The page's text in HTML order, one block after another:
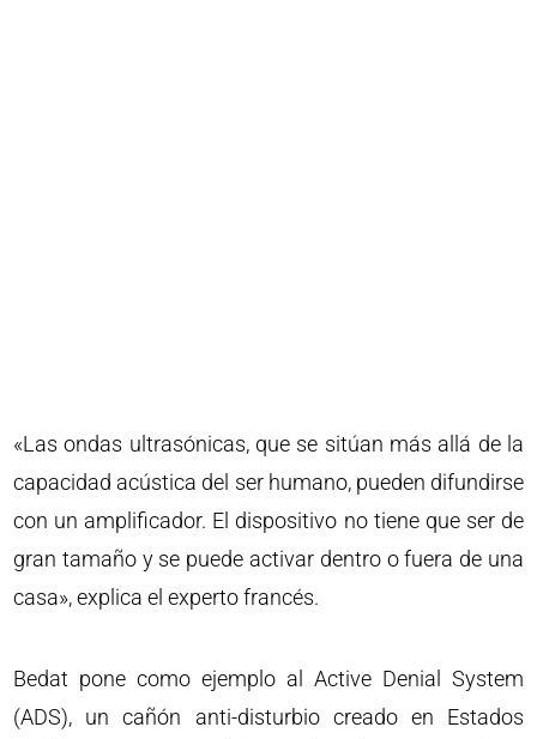
«Las ondas ultrasónicas, que se sitúan más allá de la
capacidad acústica del ser humano, pueden difundirse
con un amplificador. El dispositivo no tiene que ser de
gran tamaño y se puede activar dentro o fuera de una
casa», explica el experto francés.
Bedat pone como ejemplo al Active Denial System
(ADS), un cañón anti-disturbio creado en Estados